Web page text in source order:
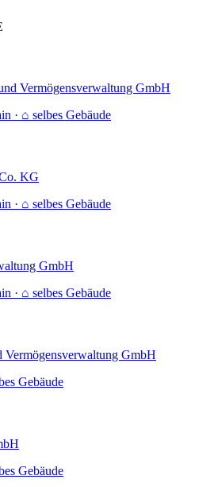
Vermögensverwaltung GmbH
· ⌂ selbes Gebäude
KG
· ⌂ selbes Gebäude
GmbH
· ⌂ selbes Gebäude
GmbH
Gebäude
Gebäude